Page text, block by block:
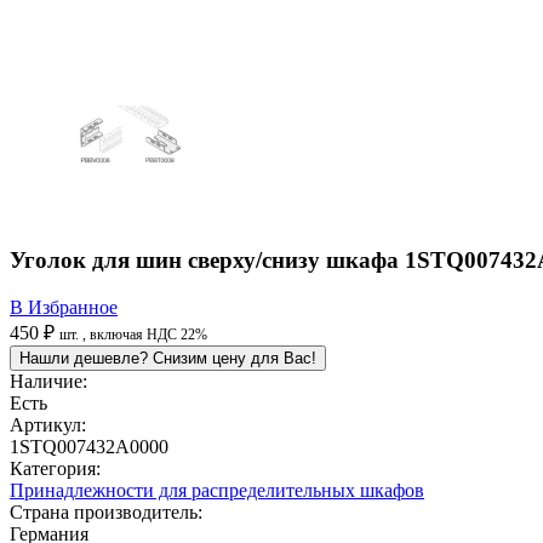
Уголок для шин сверху/снизу шкафа
В Избранное
450 ₽ шт. , включая НДС 22%
Нашли дешевле? Снизим цену для Вас!
Наличие:
Есть
Артикул:
1STQ007432A0000
Категория:
Принадлежности для распределительных шкафов
Страна производитель:
Германия